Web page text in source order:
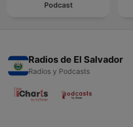
Podcast
Radios de El Salvador
Radios y Podcasts